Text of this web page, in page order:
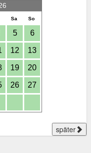
Sa So
5 6
12 13
19 20
26 27
später